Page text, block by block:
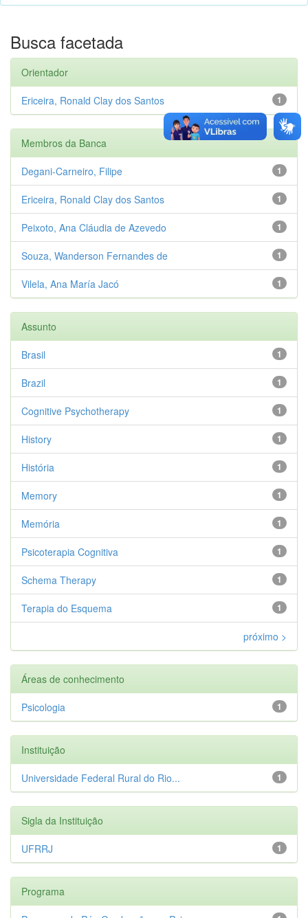
Busca facetada
Orientador
1
Ericeira, Ronald Clay dos Santos
Membros da Banca
1
Degani-Carneiro, Filipe
1
Ericeira, Ronald Clay dos Santos
1
Peixoto, Ana Cláudia de Azevedo
1
Souza, Wanderson Fernandes de
1
Vilela, Ana María Jacó
Assunto
1
Brasil
1
Brazil
1
Cognitive Psychotherapy
1
History
1
História
1
Memory
1
Memória
1
Psicoterapia Cognitiva
1
Schema Therapy
1
Terapia do Esquema
próximo >
Áreas de conhecimento
1
Psicologia
Instituição
1
Universidade Federal Rural do Rio...
Sigla da Instituição
1
UFRRJ
Programa